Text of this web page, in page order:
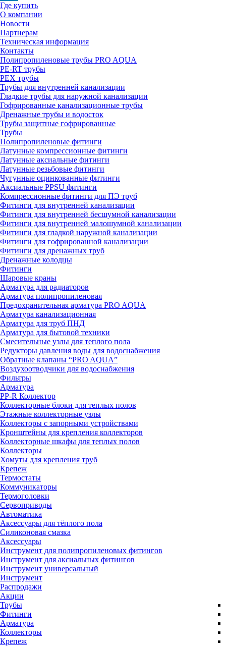
Где купить
О компании
Новости
Партнерам
Техническая информация
Контакты
Полипропиленовые трубы PRO AQUA
PE-RT трубы
PEX трубы
Трубы для внутренней канализации
Гладкие трубы для наружной канализации
Гофрированные канализационные трубы
Дренажные трубы и водосток
Трубы защитные гофрированные
Трубы
Полипропиленовые фитинги
Латунные компрессионные фитинги
Латунные аксиальные фитинги
Латунные резьбовые фитинги
Чугунные оцинкованные фитинги
Аксиальные PPSU фитинги
Компрессионные фитинги для ПЭ труб
Фитинги для внутренней канализации
Фитинги для внутренней бесшумной канализации
Фитинги для внутренней малошумной канализации
Фитинги для гладкой наружной канализации
Фитинги для гофрированной канализации
Фитинги для дренажных труб
Дренажные колодцы
Фитинги
Шаровые краны
Арматура для радиаторов
Арматура полипропиленовая
Предохранительная арматура PRO AQUA
Арматура канализационная
Арматура для труб ПНД
Арматура для бытовой техники
Смесительные узлы для теплого пола
Редукторы давления воды для водоснабжения
Обратные клапаны “PRO AQUA”
Воздухоотводчики для водоснабжения
Фильтры
Арматура
PP-R Коллектор
Коллекторные блоки для теплых полов
Этажные коллекторные узлы
Коллекторы с запорными устройствами
Кронштейны для крепления коллекторов
Коллекторные шкафы для теплых полов
Коллекторы
Хомуты для крепления труб
Крепеж
Термостаты
Коммуникаторы
Термоголовки
Сервоприводы
Автоматика
Аксессуары для тёплого пола
Силиконовая смазка
Аксессуары
Инструмент для полипропиленовых фитингов
Инструмент для аксиальных фитингов
Инструмент универсальный
Инструмент
Распродажи
Акции
Трубы
Фитинги
Арматура
Коллекторы
Крепеж